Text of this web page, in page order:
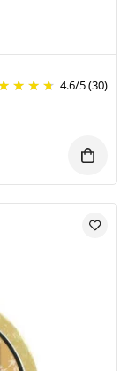
4.6/5(30)